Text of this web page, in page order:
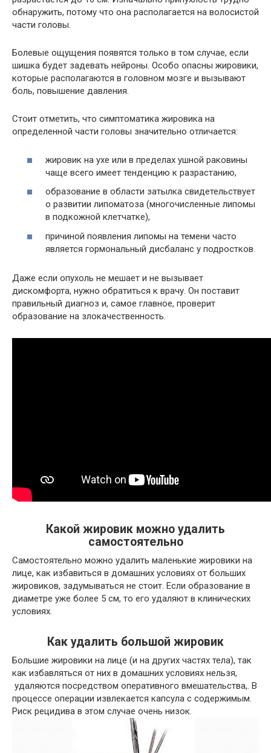
обнаружить, потому что она располагается на волосистой
части головы.
Болевые ощущения появятся только в том случае, если
шишка будет задевать нейроны. Особо опасны жировики,
которые располагаются в головном мозге и вызывают
боль, повышение давления.
Стоит отметить, что симптоматика жировика на
определенной части головы значительно отличается:
жировик на ухе или в пределах ушной раковины
чаще всего имеет тенденцию к разрастанию,
образование в области затылка свидетельствует
о развитии липоматоза (многочисленные липомы
в подкожной клетчатке),
причиной появления липомы на темени часто
является гормональный дисбаланс у подростков.
Даже если опухоль не мешает и не вызывает
дискомфорта, нужно обратиться к врачу. Он поставит
правильный диагноз и, самое главное, проверит
образование на злокачественность.
Какой жировик можно удалить
самостоятельно
Самостоятельно можно удалить маленькие жировики на
лице, как избавиться в домашних условиях от больших
жировиков, задумываться не стоит. Если образование в
диаметре уже более 5 см, то его удаляют в клинических
условиях.
Как удалить большой жировик
Большие жировики на лице (и на других частях тела), так
как избавляться от них в домашних условиях нельзя,
удаляются посредством оперативного вмешательства,. В
процессе операции извлекается капсула с содержимым.
Риск рецидива в этом случае очень низок.